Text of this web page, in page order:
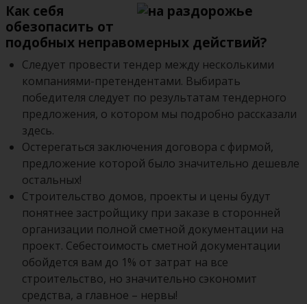
Как себя
обезопасить от
подобных неправомерных действий?
Следует провести тендер между несколькими
компаниями-претендентами. Выбирать
победителя следует по результатам тендерного
предложения, о котором мы подробно рассказали
здесь.
Остерегаться заключения договора с фирмой,
предложение которой было значительно дешевле
остальных!
Строительство домов, проекты и цены будут
понятнее застройщику при заказе в сторонней
организации полной сметной документации на
проект. Себестоимость сметной документации
обойдется вам до 1% от затрат на все
строительство, но значительно сэкономит
средства, а главное – нервы!